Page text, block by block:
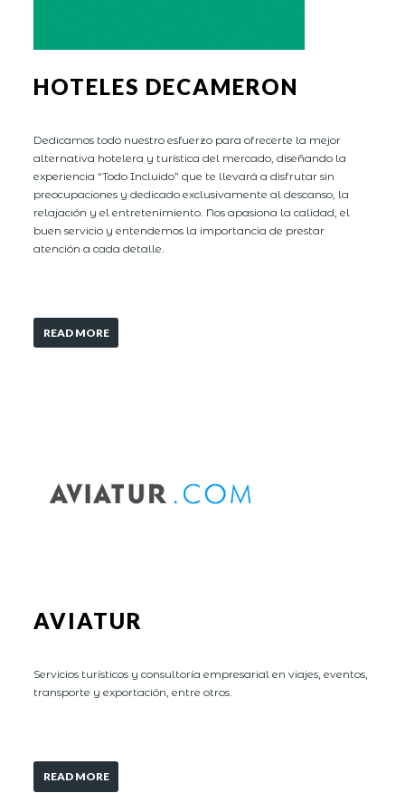
HOTELES DECAMERON
Dedicamos todo nuestro esfuerzo para ofrecerte la mejor
alternativa hotelera y turística del mercado, diseñando la
experiencia “Todo Incluido” que te llevará a disfrutar sin
preocupaciones y dedicado exclusivamente al descanso, la
relajación y el entretenimiento. Nos apasiona la calidad, el
buen servicio y entendemos la importancia de prestar
atención a cada detalle.
READ MORE
AVIATUR
Servicios turísticos y consultoría empresarial en viajes, eventos,
transporte y exportación, entre otros.
READ MORE